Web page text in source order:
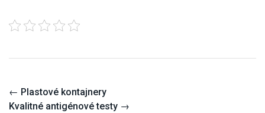
Post
navigation
← Plastové kontajnery
Kvalitné antigénové testy →